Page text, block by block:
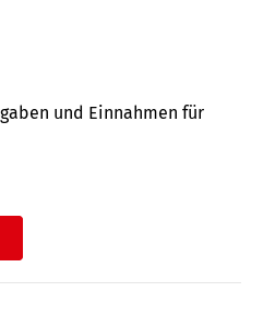
und Ein­nahmen für